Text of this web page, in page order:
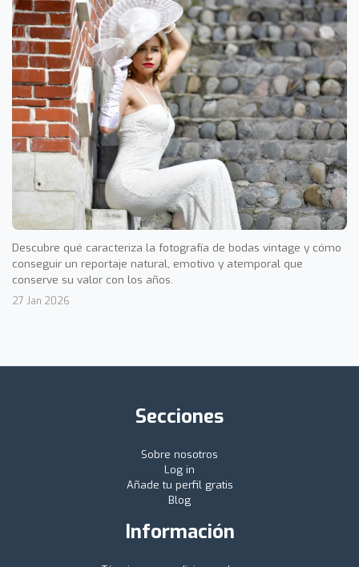
Descubre qué caracteriza la fotografía de bodas vintage y cómo
conseguir un reportaje natural, emotivo y atemporal que
conserve su valor con los años.
27 Jan 2026
Secciones
Sobre nosotros
Log in
Añade tu perfil gratis
Blog
Información